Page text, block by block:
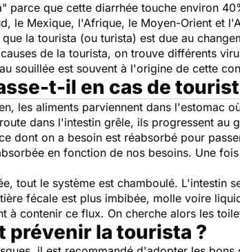
parce que cette diarrhée touche environ
le Mexique, l'Afrique, le Moyen-Orient et
la tourista (ou turista) est due au
de la tourista, on trouve différents
souillée est souvent à l'origine de cette
t-il en cas de
les aliments parviennent dans l'estomac
dans l'intestin grêle, ils progressent au
dont on a besoin est réabsorbé pour
en fonction de nos besoins. Une
tout le système est chamboulé. L'intestin
fécale est plus imbibée, molle voire
à contenir ce flux. On cherche alors les
prévenir la tourista ?